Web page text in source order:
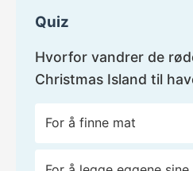
Quiz
Hvorfor vandrer de
Christmas Island til
For å finne mat